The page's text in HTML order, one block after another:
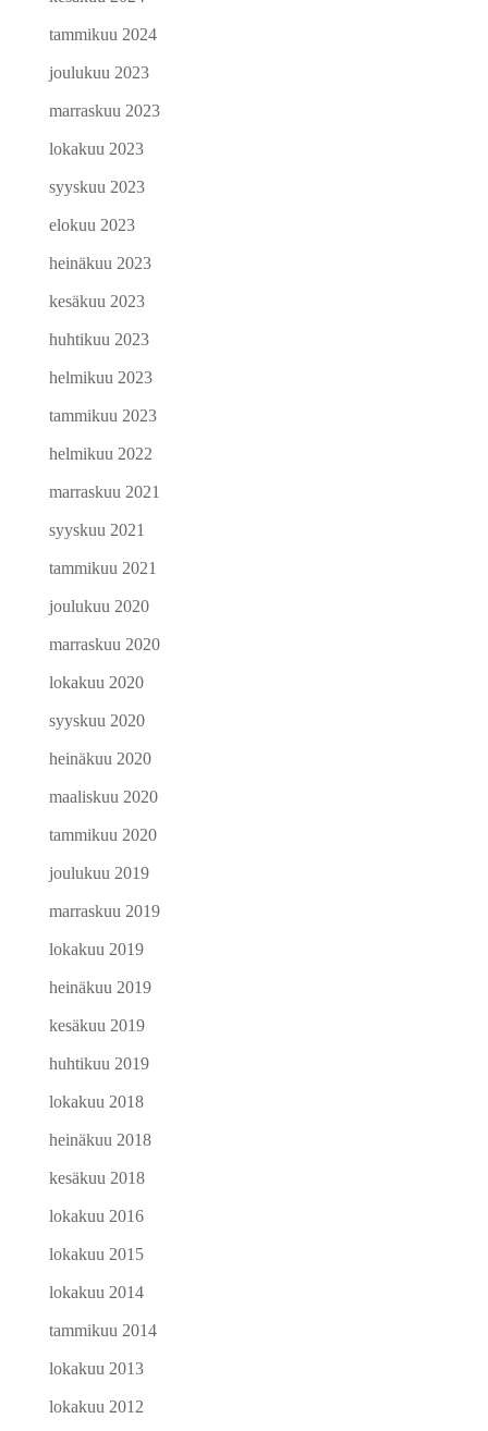
tammikuu 2024
joulukuu 2023
marraskuu 2023
lokakuu 2023
syyskuu 2023
elokuu 2023
heinäkuu 2023
kesäkuu 2023
huhtikuu 2023
helmikuu 2023
tammikuu 2023
helmikuu 2022
marraskuu 2021
syyskuu 2021
tammikuu 2021
joulukuu 2020
marraskuu 2020
lokakuu 2020
syyskuu 2020
heinäkuu 2020
maaliskuu 2020
tammikuu 2020
joulukuu 2019
marraskuu 2019
lokakuu 2019
heinäkuu 2019
kesäkuu 2019
huhtikuu 2019
lokakuu 2018
heinäkuu 2018
kesäkuu 2018
lokakuu 2016
lokakuu 2015
lokakuu 2014
tammikuu 2014
lokakuu 2013
lokakuu 2012